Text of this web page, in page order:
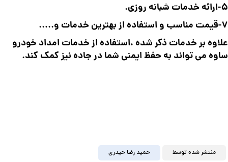
5-ارائه خدمات شبانه روزی.
7-قیمت مناسب و استفاده از بهترین خدمات و…..
علاوه بر خدمات ذکر شده ،استفاده از خدمات امداد خودرو
ساوه می تواند به حفظ ایمنی شما در جاده نیز کمک کند.
منتشر شده توسط حمید رضا حیدری